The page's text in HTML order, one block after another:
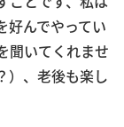
好んでやってい
聞いてくれませ
）、老後も楽し